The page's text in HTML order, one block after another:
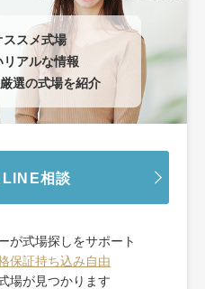
ススメ式場
アルな情報
選の式場を紹介
LINE相談
が式場探しをサポート
保証持ち込み自由
場が見つかります